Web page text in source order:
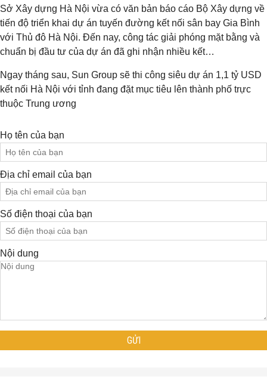
Sở Xây dựng Hà Nội vừa có văn bản báo cáo Bộ Xây dựng về
tiến độ triển khai dự án tuyến đường kết nối sân bay Gia Bình
với Thủ đô Hà Nội. Đến nay, công tác giải phóng mặt bằng và
chuẩn bị đầu tư của dự án đã ghi nhận nhiều kết…
Ngay tháng sau, Sun Group sẽ thi công siêu dự án 1,1 tỷ USD
kết nối Hà Nội với tỉnh đang đặt mục tiêu lên thành phố trực
thuộc Trung ương
Họ tên của bạn
Địa chỉ email của bạn
Số điện thoại của bạn
Nội dung